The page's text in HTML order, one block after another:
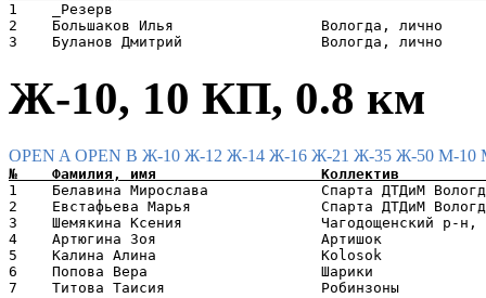
1    _Резерв
2    Большаков Илья                 Вологда,
Ж-10, 10 КП, 0.8 км
OPEN A OPEN B Ж-10 Ж-12 Ж-14 Ж-16 Ж-21 Ж-35 Ж-50 М-10
1    Белавина Мирослава             Спарта
2    Евстафьева Марья               Спарта ДТДиМ
3    Шемякина Ксения                Чагодощенский
4    Артюгина Зоя                   Артишок
5    Калина Алина                   Kolosok
6    Попова Вера                    Шарики
7    Титова Таисия                  Робинзоны